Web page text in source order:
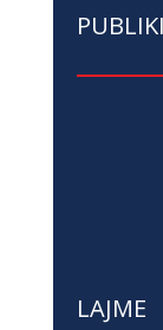
LAJME